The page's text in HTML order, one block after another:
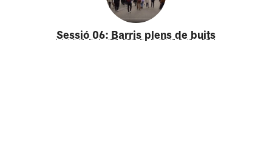
Sessió 06: Barris plens de buits